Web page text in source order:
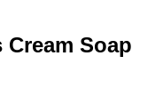
Soap